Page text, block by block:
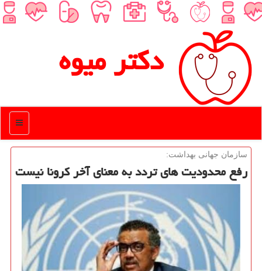
دكتر میوه
منو
سازمان جهانی بهداشت:
رفع محدودیت های تردد به معنای آخر كرونا نیست